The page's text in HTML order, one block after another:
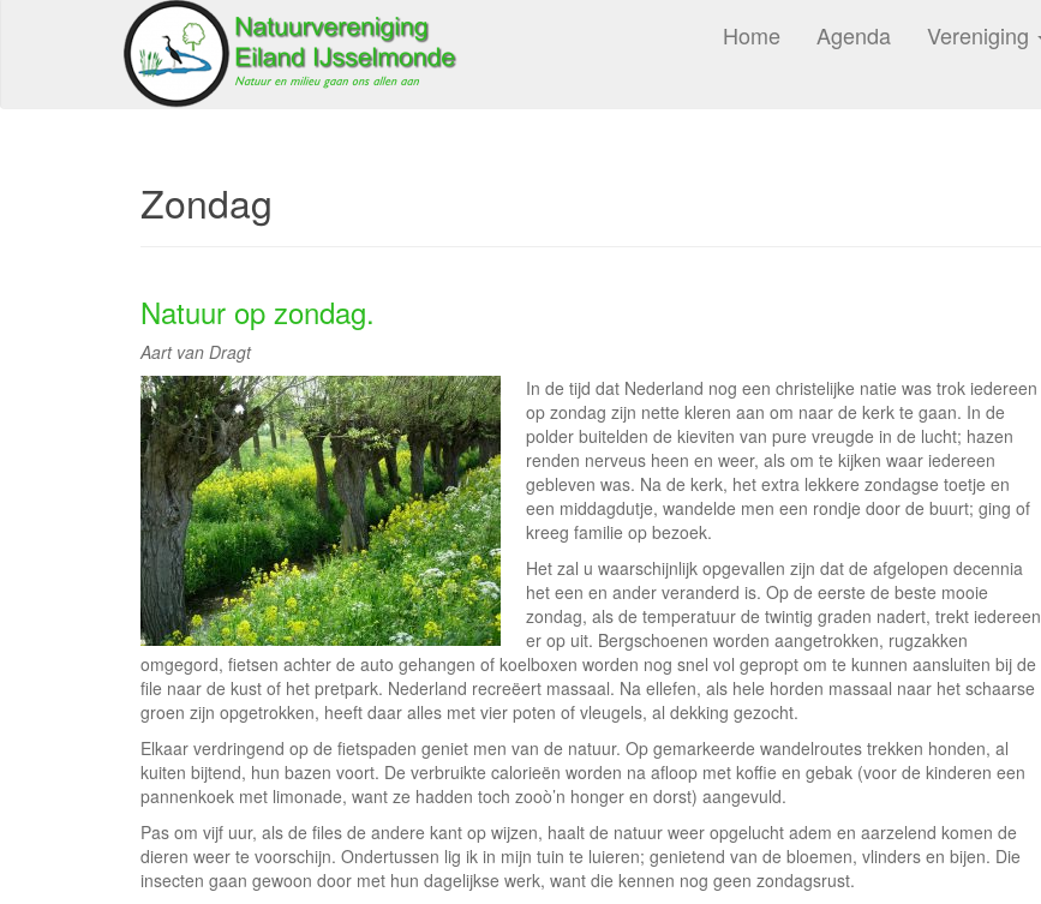
Home Agenda Vereniging
Zondag
Natuur op zondag.
Aart van Dragt
In de tijd dat Nederland nog een christelijke natie was trok iedereen
op zondag zijn nette kleren aan om naar de kerk te gaan. In de
polder buitelden de kieviten van pure vreugde in de lucht; hazen
renden nerveus heen en weer, als om te kijken waar iedereen
gebleven was. Na de kerk, het extra lekkere zondagse toetje en
een middagdutje, wandelde men een rondje door de buurt; ging of
kreeg familie op bezoek.
Het zal u waarschijnlijk opgevallen zijn dat de afgelopen decennia
het een en ander veranderd is. Op de eerste de beste mooie
zondag, als de temperatuur de twintig graden nadert, trekt iedereen
er op uit. Bergschoenen worden aangetrokken, rugzakken
omgegord, fietsen achter de auto gehangen of koelboxen worden nog snel vol gepropt om te kunnen aansluiten bij de
file naar de kust of het pretpark. Nederland recreëert massaal. Na ellefen, als hele horden massaal naar het schaarse
groen zijn opgetrokken, heeft daar alles met vier poten of vleugels, al dekking gezocht.
Elkaar verdringend op de fietspaden geniet men van de natuur. Op gemarkeerde wandelroutes trekken honden, al
kuiten bijtend, hun bazen voort. De verbruikte calorieën worden na afloop met koffie en gebak (voor de kinderen een
pannenkoek met limonade, want ze hadden toch zooò’n honger en dorst) aangevuld.
Pas om vijf uur, als de files de andere kant op wijzen, haalt de natuur weer opgelucht adem en aarzelend komen de
dieren weer te voorschijn. Ondertussen lig ik in mijn tuin te luieren; genietend van de bloemen, vlinders en bijen. Die
insecten gaan gewoon door met hun dagelijkse werk, want die kennen nog geen zondagsrust.